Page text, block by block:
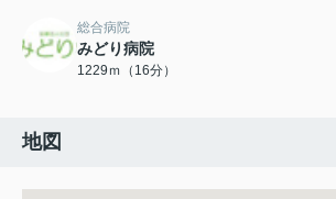
総合病院
みどり病院
1229ｍ（16分）
地図